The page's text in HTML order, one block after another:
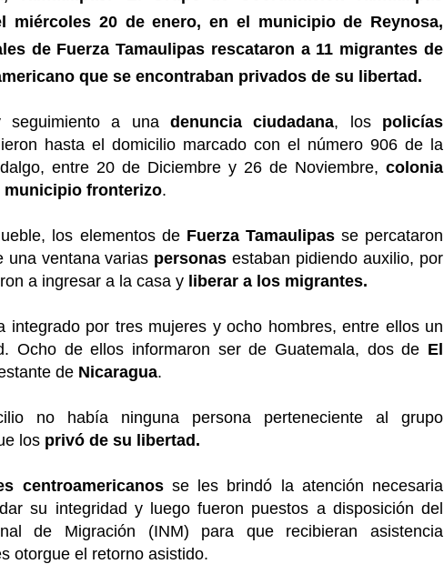
miércoles 20 de enero, en el municipio de Reynosa,
de Fuerza Tamaulipas rescataron a 11 migrantes de
que se encontraban privados de su libertad.
seguimiento a una denuncia ciudadana, los policías
hasta el domicilio marcado con el número 906 de la
entre 20 de Diciembre y 26 de Noviembre, colonia
municipio fronterizo.
los elementos de Fuerza Tamaulipas se percataron
una ventana varias personasestaban pidiendo auxilio, por
a ingresar a la casa y liberar a los migrantes.
integrado por tres mujeres y ocho hombres, entre ellos un
Ocho de ellos informaron ser de Guatemala, dos de El
de Nicaragua.
no había ninguna persona perteneciente al grupo
los privó de su libertad.
centroamericanosse les brindó la atención necesaria
su integridad y luego fueron puestos a disposición del
de Migración (INM) para que recibieran asistencia
otorgue el retorno asistido.